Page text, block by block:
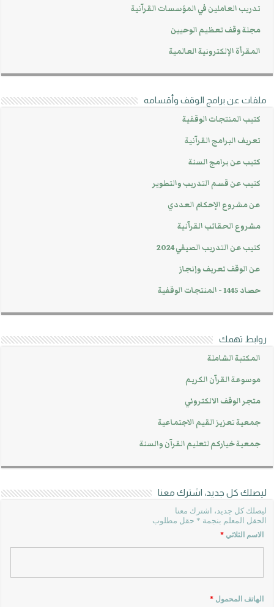
تدريب العاملين في المؤسسات القرآنية
مجلة وقف تعظيم الوحيين
المقرأة الإلكترونية العالمية
ملفات عن برامج الوقف وأقسامه
كتيب المنتجات الوقفية
تعريف البرامج القرآنية
كتيب عن برامج السنة
كتيب عن قسم التدريب والتطوير
عن مشروع الإحكام العددي
مشروع الحقائب القرآنية
كتيب عن التدريب الصيفي 2024
عن الوقف تعريف وإنجاز
حصاد 1445 - المنتجات الوقفية
روابط تهمك
المكتبة الشاملة
موسوعة القرآن الكريم
متجر الوقف الالكتروني
جمعية تعزيز القيم الاجتماعية
جمعية خياركم لتعليم القرآن والسنة
ليصلك كل جديد، اشترك معنا
ليصلك كل جديد، اشترك معنا
الحقل المعلم بنجمة * حقل مطلوب
الاسم الثلاثي*
الهاتف المحمول*